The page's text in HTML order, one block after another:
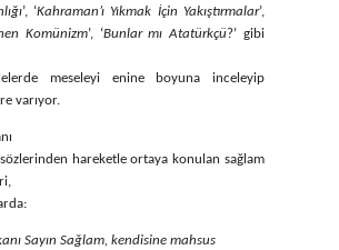
’, ‘Kahraman’ı Yıkmak İçin Yakıştırmalar’,
Komünizm’, ‘Bunlar mı Atatürkçü?’ gibi
meseleyi enine boyuna inceleyip
varıyor.
sözlerinden hareketle ortaya konulan sağlam
Sayın Sağlam, kendisine mahsus